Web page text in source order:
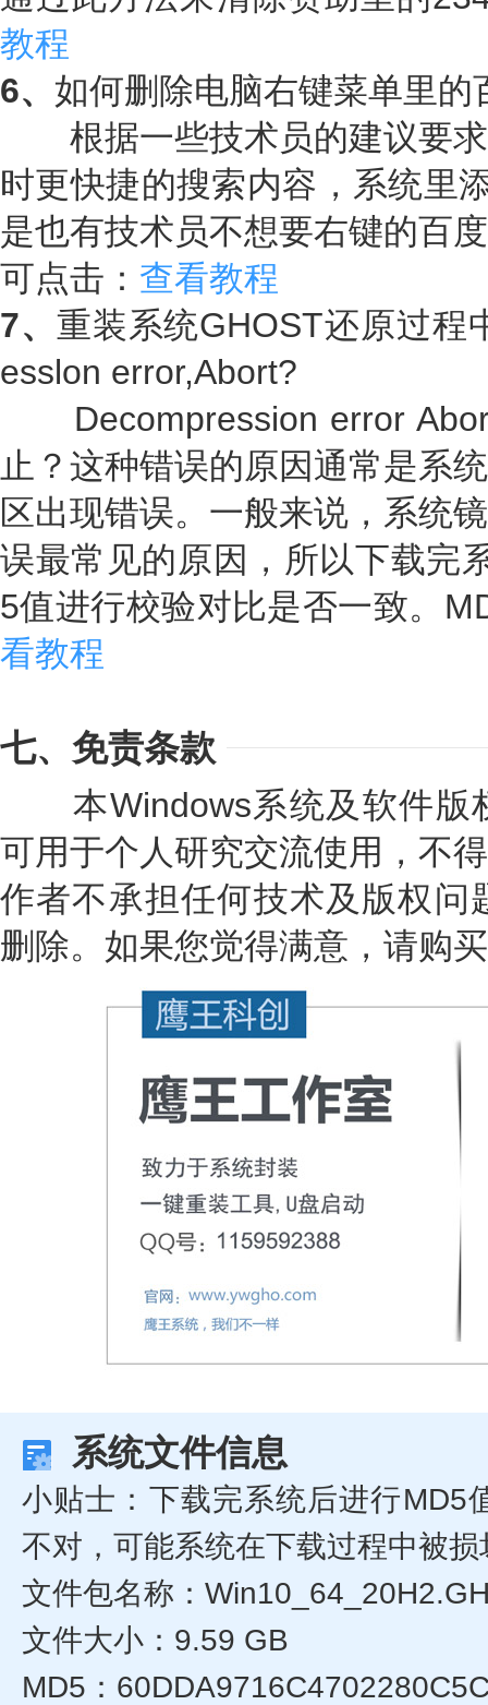
教程
6、 如何删除电脑右键菜单里的
根据一些技术员的建议要求
时更快捷的搜索内容，系统里
是也有技术员不想要右键的百
可点击： 查看教程
7、 重装系统GHOST还原过程
esslon error,Abort?
Decompression error
止？这种错误的原因通常是系
区出现错误。一般来说，系统
误最常见的原因，所以下载完
5值进行校验对比是否一致。
看教程
七、免责条款
本Windows系统及软件版
可用于个人研究交流使用，不
作者不承担任何技术及版权问
删除。如果您觉得满意，请购
系统文件信息
小贴士：下载完系统后进行MD5
不对，可能系统在下载过程中被
文件包名称：
文件大小：9.59 GB
MD5：